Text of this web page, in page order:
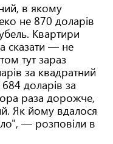
в якому
не 870 доларів
Квартири
сказати — не
тут зараз
за квадратний
доларів за
раза дорожче,
Як йому вдалося
— розповіли в